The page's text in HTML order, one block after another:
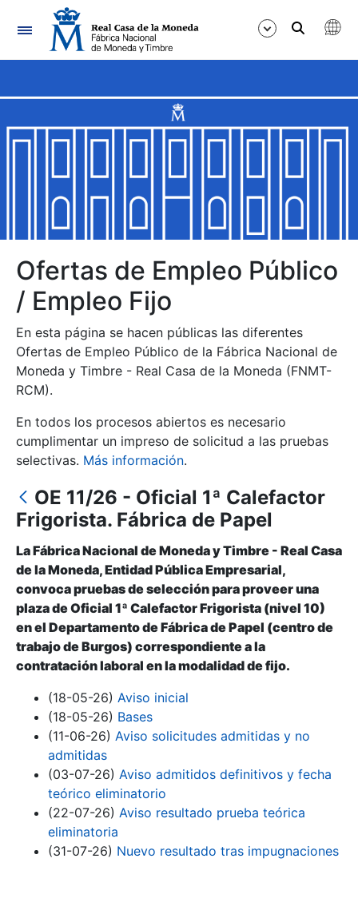
Navegación
Mostrar/Ocultar
Mostrar/Ocultar
Mostrar/Ocultar
Mostrar/Ocultar
Mostrar/Ocultar
Mostrar/Ocultar
Mostrar/Ocultar
Ofertas de Empleo Público
/ Empleo Fijo
En esta página se hacen públicas las diferentes
Ofertas de Empleo Público de la Fábrica Nacional de
Moneda y Timbre - Real Casa de la Moneda (FNMT-
RCM).
En todos los procesos abiertos es necesario
cumplimentar un impreso de solicitud a las pruebas
selectivas. Más información.
OE 11/26 - Oficial 1ª Calefactor
Frigorista. Fábrica de Papel
La Fábrica Nacional de Moneda y Timbre - Real Casa
de la Moneda, Entidad Pública Empresarial,
convoca pruebas de selección para proveer una
plaza de Oficial 1ª Calefactor Frigorista (nivel 10)
en el Departamento de Fábrica de Papel (centro de
trabajo de Burgos) correspondiente a la
contratación laboral en la modalidad de fijo.
(18-05-26) Aviso inicial
(18-05-26) Bases
(11-06-26) Aviso solicitudes admitidas y no
admitidas
(03-07-26) Aviso admitidos definitivos y fecha
teórico eliminatorio
(22-07-26) Aviso resultado prueba teórica
eliminatoria
(31-07-26) Nuevo resultado tras impugnaciones